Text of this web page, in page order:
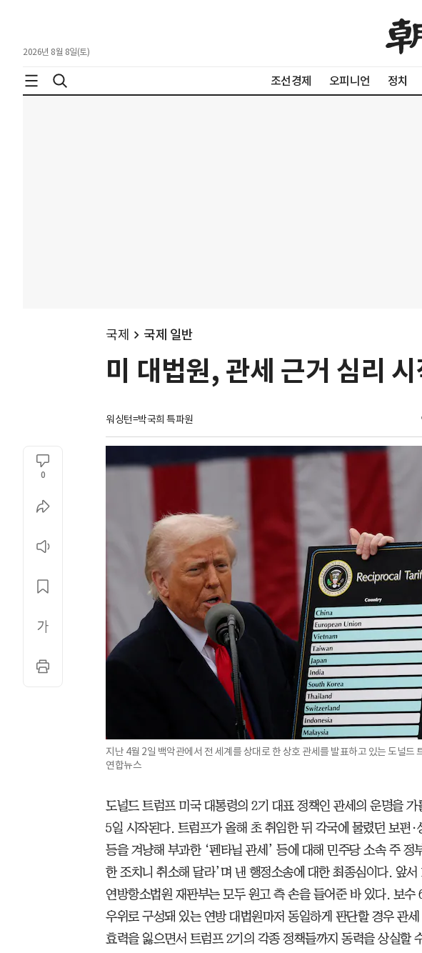
2026년 8월 8일(토)
조선경제 오피니언 정치
국제 국제 일반
미 대법원, 관세 근거 심리
워싱턴=박국희 특파원
0
지난 4월 2일 백악관에서 전 세계를 상대로 한 상호 관세를 발표하고 있는 도널드
연합뉴스
도널드 트럼프 미국 대통령의 2기 대표 정책인 관세의 운명을
5일 시작된다. 트럼프가 올해 초 취임한 뒤 각국에 물렸던 보편
등을 겨냥해 부과한 ‘펜타닐 관세’ 등에 대해 민주당 소속 주 정
한 조치니 취소해 달라’며 낸 행정소송에 대한 최종심이다. 앞서
연방항소법원 재판부는 모두 원고 측 손을 들어준 바 있다. 보수
우위로 구성돼 있는 연방 대법원마저 동일하게 판단할 경우 관
효력을 잃으면서 트럼프 2기의 각종 정책들까지 동력을 상실할